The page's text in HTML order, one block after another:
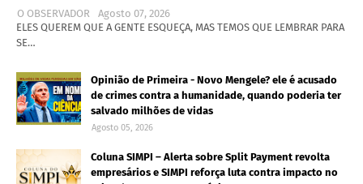
O OBSERVADOR
Agosto 07, 2026
ELES QUEREM QUE A GENTE ESQUEÇA, MAS TEMOS QUE LEMBRAR PARA
SE…
Opinião de Primeira - Novo Mengele? ele é acusado
de crimes contra a humanidade, quando poderia ter
salvado milhões de vidas
Agosto 05, 2026
Coluna SIMPI – Alerta sobre Split Payment revolta
empresários e SIMPI reforça luta contra impacto no